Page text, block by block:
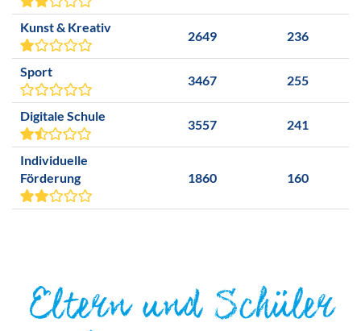
Kunst & Kreativ
2649 236
Sport
3467 255
Digitale Schule
3557 241
Individuelle
Förderung
1860 160
Eltern und Schüler